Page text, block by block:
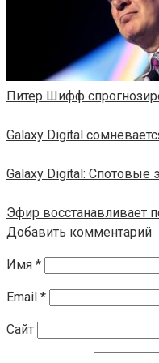
Питер Шифф
Galaxy Digital
Galaxy Digital: Спотовые
Эфир восстанавливает
Добавить комментарий
Имя *
Email *
Сайт